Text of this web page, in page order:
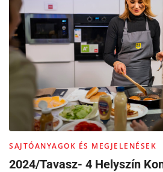
SAJTÓANYAGOK ÉS MEGJELENÉSEK
2024/Tavasz- 4 Helyszín